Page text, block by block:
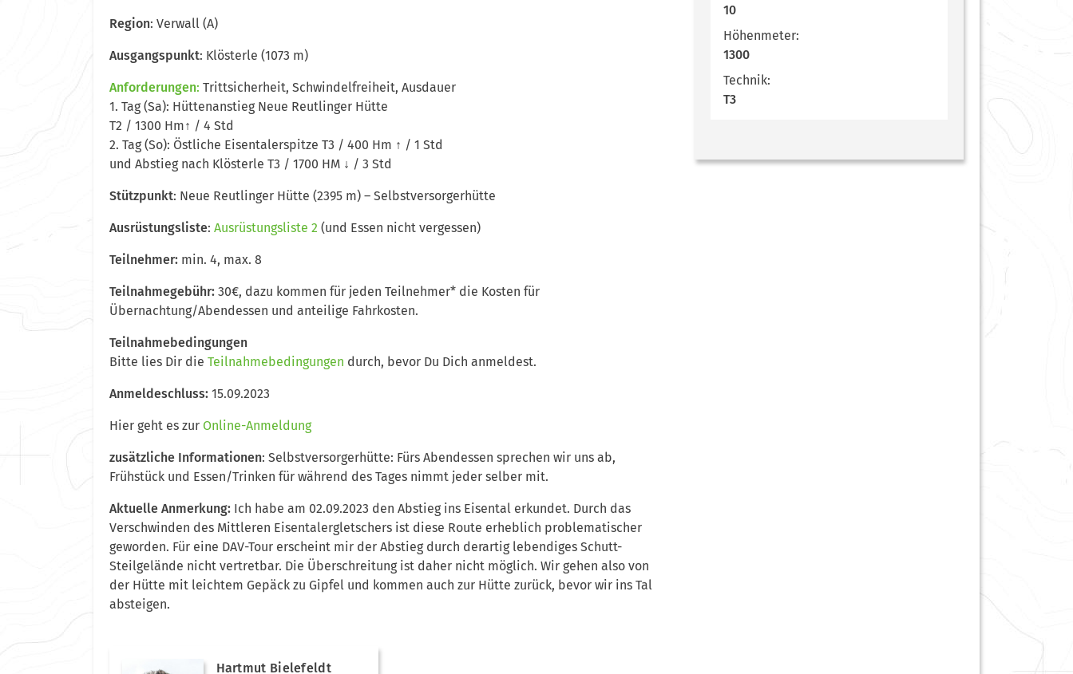
Region: Verwall (A)
Ausgangspunkt: Klösterle (1073 m)
Anforderungen: Trittsicherheit, Schwindelfreiheit, Ausdauer
1. Tag (Sa): Hüttenanstieg Neue Reutlinger Hütte
T2 / 1300 Hm↑ / 4 Std
2. Tag (So): Östliche Eisentalerspitze T3 / 400 Hm ↑ / 1 Std
und Abstieg nach Klösterle T3 / 1700 HM ↓ / 3 Std
Stützpunkt: Neue Reutlinger Hütte (2395 m) – Selbstversorgerhütte
Ausrüstungsliste: Ausrüstungsliste 2 (und Essen nicht vergessen)
Teilnehmer: min. 4, max. 8
Teilnahmegebühr: 30€, dazu kommen für jeden Teilnehmer* die Kosten für
Übernachtung/Abendessen und anteilige Fahrkosten.
Teilnahmebedingungen
Bitte lies Dir die Teilnahmebedingungen durch, bevor Du Dich anmeldest.
Anmeldeschluss: 15.09.2023
Hier geht es zur Online-Anmeldung
zusätzliche Informationen: Selbstversorgerhütte: Fürs Abendessen sprechen wir uns ab,
Frühstück und Essen/Trinken für während des Tages nimmt jeder selber mit.
Aktuelle Anmerkung: Ich habe am 02.09.2023 den Abstieg ins Eisental erkundet. Durch das
Verschwinden des Mittleren Eisentalergletschers ist diese Route erheblich problematischer
geworden. Für eine DAV-Tour erscheint mir der Abstieg durch derartig lebendiges Schutt-
Steilgelände nicht vertretbar. Die Überschreitung ist daher nicht möglich. Wir gehen also von
der Hütte mit leichtem Gepäck zu Gipfel und kommen auch zur Hütte zurück, bevor wir ins Tal
absteigen.
Hartmut Bielefeldt
10
Höhenmeter:
1300
Technik:
T3